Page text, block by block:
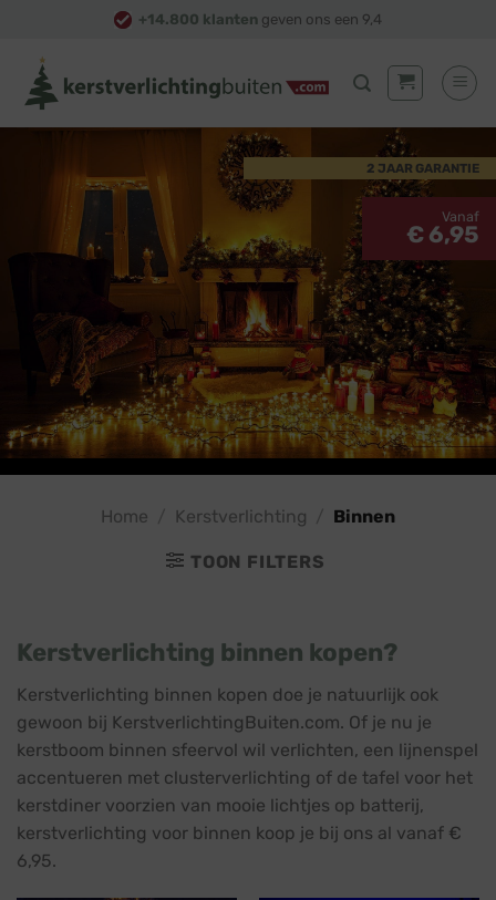
content
+14.800 klanten geven ons een 9,4
2 JAAR GARANTIE
Vanaf
€ 6,95
Home Kerstverlichting Binnen
TOON FILTERS
Kerstverlichting binnen kopen?
Kerstverlichting binnen kopen doe je natuurlijk ook
gewoon bij KerstverlichtingBuiten.com. Of je nu je
kerstboom binnen sfeervol wil verlichten, een lijnenspel
accentueren met clusterverlichting of de tafel voor het
kerstdiner voorzien van mooie lichtjes op batterij,
kerstverlichting voor binnen koop je bij ons al vanaf €
6,95.